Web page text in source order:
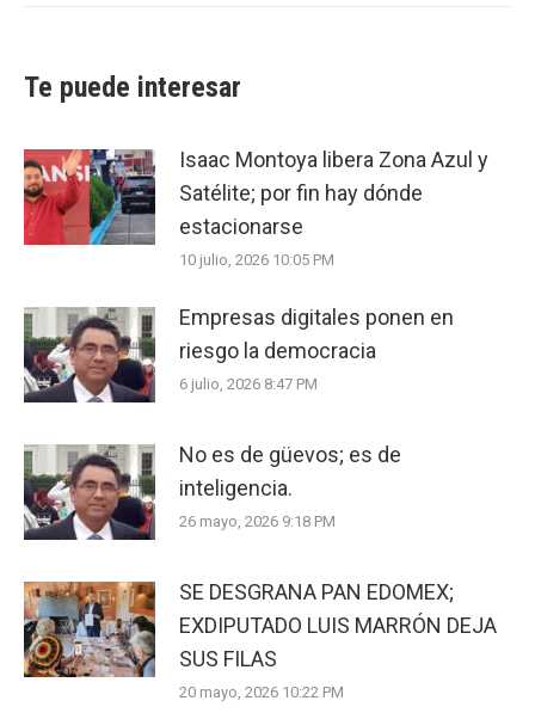
Te puede interesar
Isaac Montoya libera Zona Azul y
Satélite; por fin hay dónde
estacionarse
10 julio, 2026 10:05 PM
Empresas digitales ponen en
riesgo la democracia
6 julio, 2026 8:47 PM
No es de güevos; es de
inteligencia.
26 mayo, 2026 9:18 PM
SE DESGRANA PAN EDOMEX;
EXDIPUTADO LUIS MARRÓN DEJA
SUS FILAS
20 mayo, 2026 10:22 PM